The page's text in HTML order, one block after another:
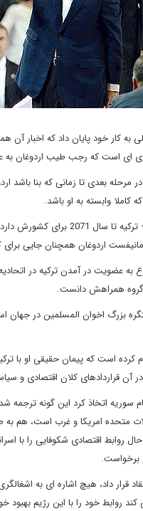
کار خود پایان داد که اخبار آن
که رجب طیب اردوغان به عنوان نخست
وابسته به او باشد.
در این کنگره مشخص شد که
اردوغان همچنان جایی برای
عضویت در آمدن ترکیه در
گروه همراهش دانست.
بزرگ اخوان المسلمین در جهان
است که پیمان حقیقی او با
آن قراردادهای کلان اقتصادی و
اتخاذ کرد این گونه ترجمه
متحده امریکا و غرب است، هم به
اقتصادی شکوفایی را با
برخواست.
قرار داد، هیچ اشاره ای به
روابط خود را با این رژیم